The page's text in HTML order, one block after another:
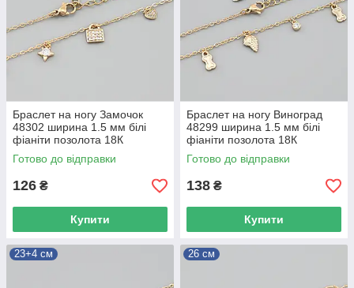
Браслет на ногу Замочок
48302 ширина 1.5 мм білі
фіаніти позолота 18К
довжина 23+5
Готово до відправки
126 ₴
Купити
Браслет на ногу Виноград
48299 ширина 1.5 мм білі
фіаніти позолота 18К
довжина 23+5
Готово до відправки
138 ₴
Купити
23+4 см 26 см